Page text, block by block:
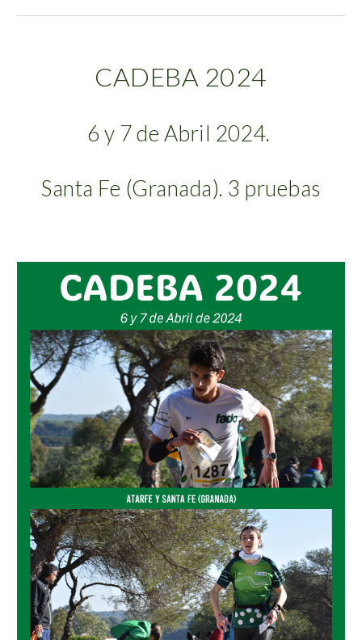
CADEBA 2024
6 y 7 de Abril 2024.
Santa Fe (Granada). 3 pruebas